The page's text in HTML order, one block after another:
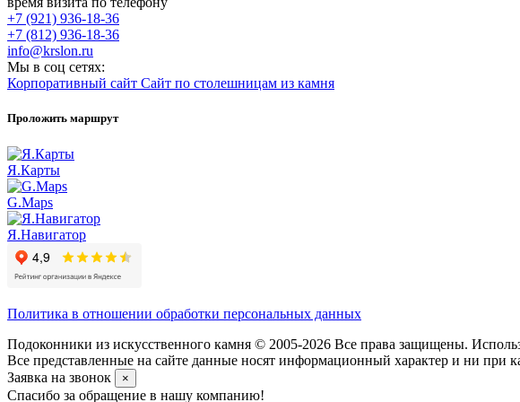
+7 (921) 936-18-36
+7 (812) 936-18-36
info@krslon.ru
Мы в соц сетях:
Корпоративный сайт Сайт по столешницам из камня
Проложить маршрут
Я.Карты
G.Maps
Я.Навигатор
Политика в отношении обработки персональных данных
Подоконники из искусственного камня © 2005-2026 Все права защищены.
Все представленные на сайте данные носят информационный характер и ни при
Заявка на звонок
×
Спасибо за обращение в нашу компанию!